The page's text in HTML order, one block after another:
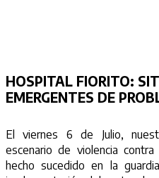
HOSPITAL FIORITO:
EMERGENTES DE
El viernes 6 de Julio,
escenario de violencia
hecho sucedido en la